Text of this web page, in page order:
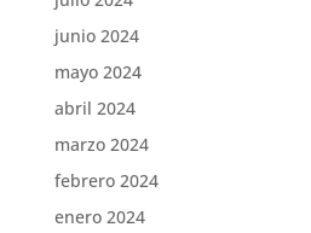
junio 2024
mayo 2024
abril 2024
marzo 2024
febrero 2024
enero 2024